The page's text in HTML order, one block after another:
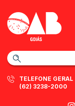
TELEFONE GERAL
(62) 3238-2000